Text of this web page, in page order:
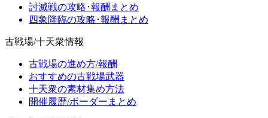
討滅戦の攻略･報酬まとめ
四象降臨の攻略･報酬まとめ
古戦場/十天衆情報
古戦場の進め方/報酬
おすすめの古戦場武器
十天衆の素材集め方法
開催履歴/ボーダーまとめ